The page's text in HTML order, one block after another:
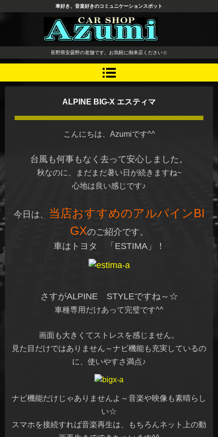
長野県 安曇野市 タイヤ ホ
イール デッドニング カーオ
ーディオ レカロシート
車好き、音楽好きのコミュニケーションスポット
長野県安曇野の老舗です。お気軽に御来店ください☆
ALPINE BIG-X エスティマ
こんにちは、Azumiです^^
台風も何事もなく去って安心しました。
秋なのに、まだまだ暑い日が続きますね~
心地は良い感じです♪
今日は、
当店おすすめのアルパインBI
GXのご紹介です。
車はトヨタ 「ESTIMA」！
さすがALPINE STYLEですね～☆
車種専用だけあって完璧です^^
画面も大きくてストレスを感じません。
見た目だけではありません～ナビ機能も充実しているの
に、使いやすさ満点♪
ナビ機能だけじゃありませんよ～音楽や映像も素晴らし
い☆
スマホを接続すれば音楽再生は、もちろんネット上の動